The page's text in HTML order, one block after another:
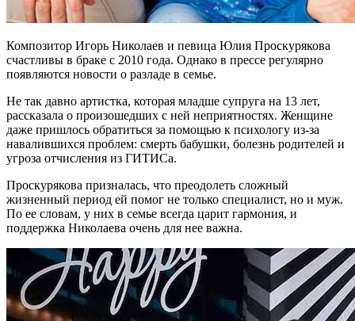
Композитор Игорь Николаев и певица Юлия Проскурякова
счастливы в браке с 2010 года. Однако в прессе регулярно
появляются новости о разладе в семье.
Не так давно артистка, которая младше супруга на 13 лет,
рассказала о произошедших с ней неприятностях. Женщине
даже пришлось обратиться за помощью к психологу из-за
навалившихся проблем: смерть бабушки, болезнь родителей и
угроза отчисления из ГИТИСа.
Проскурякова призналась, что преодолеть сложный
жизненный период ей помог не только специалист, но и муж.
По ее словам, у них в семье всегда царит гармония, и
поддержка Николаева очень для нее важна.